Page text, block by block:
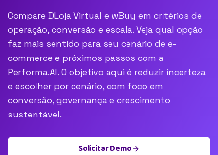
Compare DLoja Virtual e wBuy em critérios de
operação, conversão e escala. Veja qual opção
faz mais sentido para seu cenário de e-
commerce e próximos passos com a
Performa.AI. O objetivo aqui é reduzir incerteza
e escolher por cenário, com foco em
conversão, governança e crescimento
sustentável.
Solicitar Demo